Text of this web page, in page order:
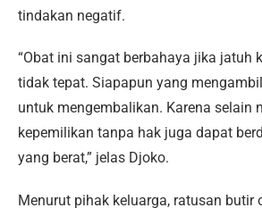
tindakan negatif.
“Obat ini sangat berbahaya jika jatuh
tidak tepat. Siapapun yang
untuk mengembalikan. Karena selain
kepemilikan tanpa hak juga dapat
yang berat,” jelas Djoko.
Menurut pihak keluarga, ratusan butir